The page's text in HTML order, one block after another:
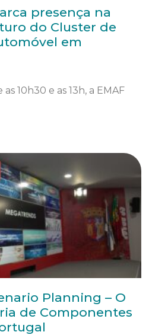
presença na
do Cluster de
em
10h30 e as 13h, a EMAF
Planning – O
de Componentes